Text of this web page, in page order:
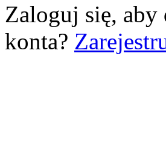
Zaloguj się, aby
konta?